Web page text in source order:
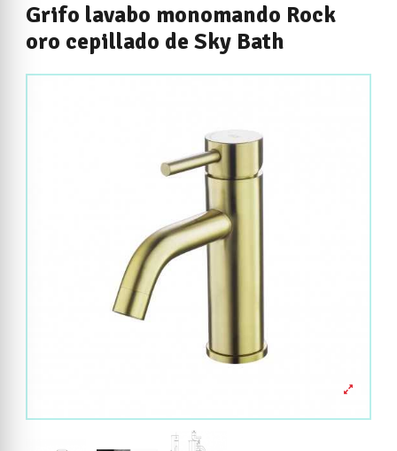
Grifo lavabo monomando Rock
oro cepillado de Sky Bath